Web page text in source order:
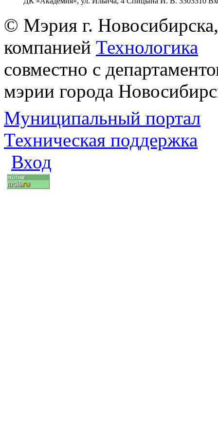
© Мэрия г.
компанией Технологика
совместно с
мэрии города
Муниципальный портал
Техническая поддержка
Вход